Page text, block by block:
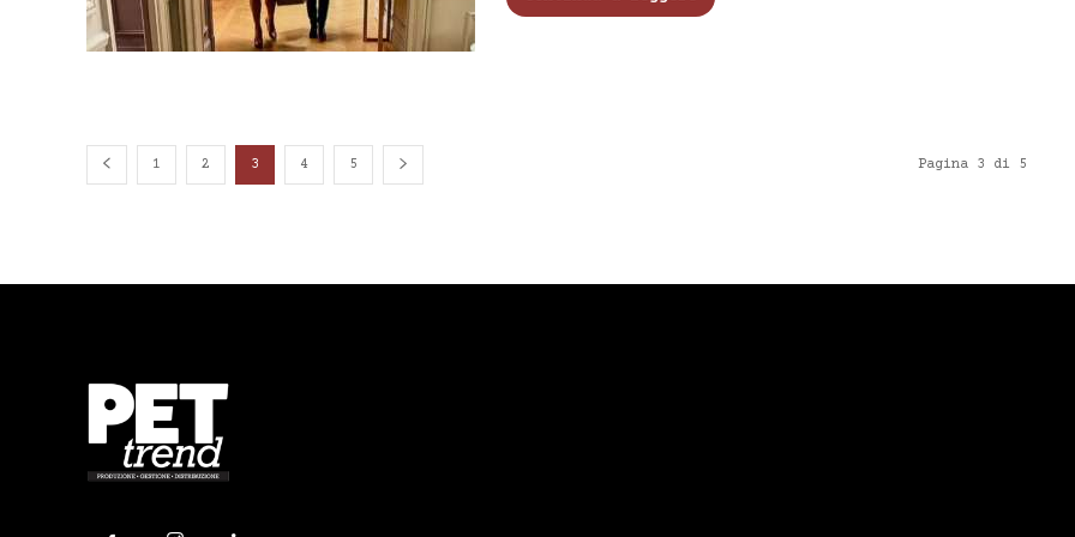
1 2 3 4 5 Pagina 3 di 5